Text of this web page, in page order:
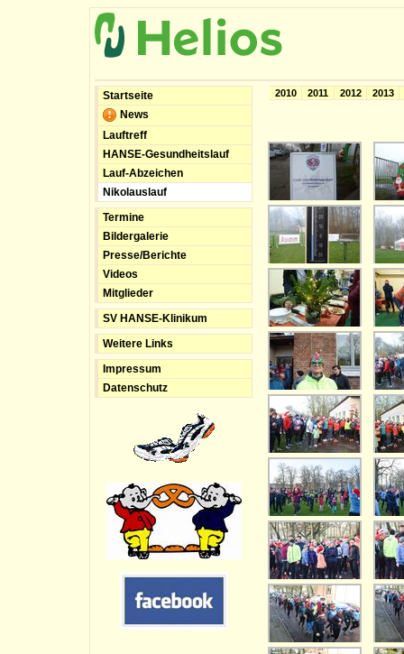
Startseite
News
Lauftreff
HANSE-Gesundheitslauf
Lauf-Abzeichen
Nikolauslauf
Termine
Bildergalerie
Presse/Berichte
Videos
Mitglieder
SV HANSE-Klinikum
Weitere Links
Impressum
Datenschutz
2013
2012
2011
2010